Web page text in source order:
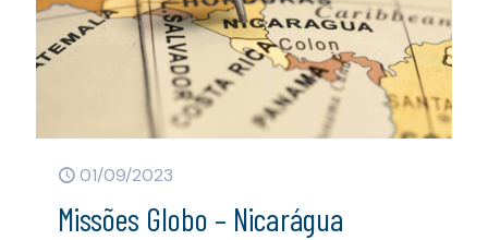
01/09/2023
Missões Globo – Nicarágua